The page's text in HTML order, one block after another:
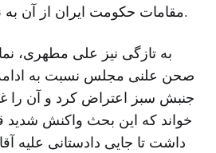
مقامات حکومت ایران از آن به نام «فتنه» یاد می کنند.
به تازگی نیز علی مطهری،
صحن علنی مجلس نسبت به
جنبش سبز اعتراض کرد و آن را
خواند که این بحث واکنش شدید
داشت تا جایی دادستانی علیه